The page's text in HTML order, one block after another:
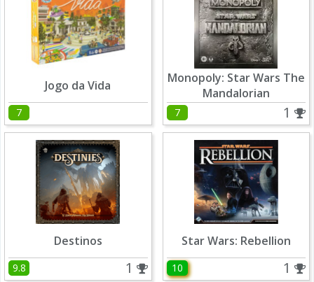
Jogo da Vida
7
Monopoly: Star Wars The
Mandalorian
7 1
Destinos
9.8 1
Star Wars: Rebellion
10 1